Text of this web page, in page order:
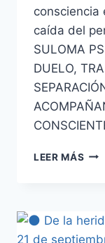
consciencia
caída del
SULOMA
DUELO,
LEER MÁS